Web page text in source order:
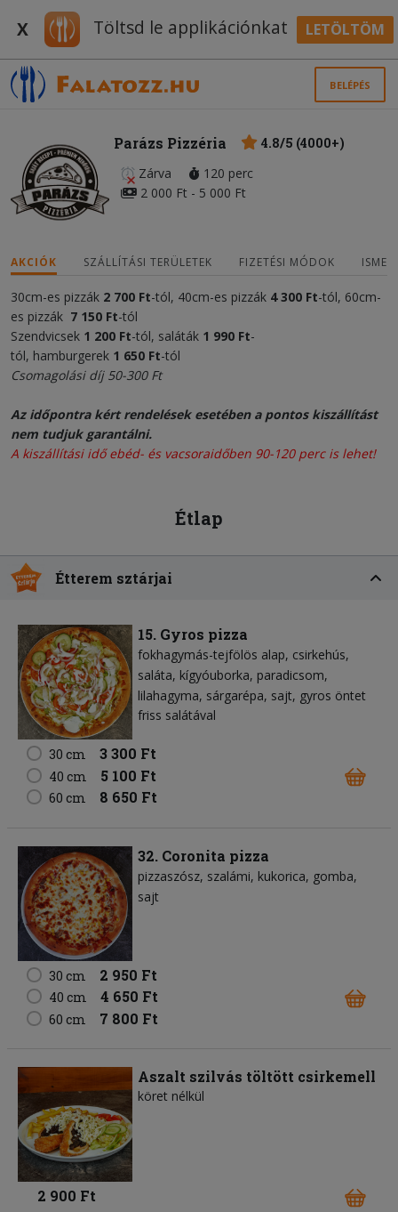
X Töltsd le applikációnkat LETÖLTÖM
BELÉPÉS
Parázs Pizzéria
4.8/5 (4000+)
Zárva
120 perc
2 000 Ft - 5 000 Ft
AKCIÓK SZÁLLÍTÁSI TERÜLETEK FIZETÉSI MÓDOK
30cm-es pizzák 2 700 Ft-tól, 40cm-es pizzák 4 300 Ft-tól, 60cm-
es pizzák 7 150 Ft-tól
Szendvicsek 1 200 Ft-tól, saláták 1 990 Ft-
tól, hamburgerek 1 650 Ft-tól
Csomagolási díj 50-300 Ft
Az időpontra kért rendelések esetében a pontos kiszállítást
nem tudjuk garantálni.
A kiszállítási idő ebéd- és vacsoraidőben 90-120 perc is lehet!
Étlap
Étterem sztárjai
15. Gyros pizza
fokhagymás-tejfölös alap csirkehús
saláta kígyóuborka paradicsom
lilahagyma sárgarépa sajt gyros öntet
friss salátával
30 cm 3 300 Ft
40 cm 5 100 Ft
60 cm 8 650 Ft
32. Coronita pizza
pizzaszósz szalámi kukorica gomba
sajt
30 cm 2 950 Ft
40 cm 4 650 Ft
60 cm 7 800 Ft
Aszalt szilvás töltött csirkemell
köret nélkül
2 900 Ft